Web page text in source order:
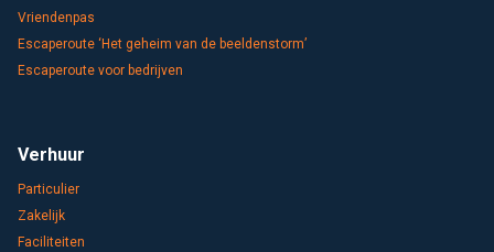
Vriendenpas
Escaperoute ‘Het geheim van de beeldenstorm’
Escaperoute voor bedrijven
Verhuur
Particulier
Zakelijk
Faciliteiten